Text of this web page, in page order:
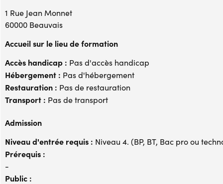
1 Rue Jean Monnet
60000 Beauvais
Accueil sur le lieu de formation
Accès handicap : Pas d'accès handicap
Hébergement : Pas d'hébergement
Restauration : Pas de restauration
Transport : Pas de transport
Admission
Niveau d'entrée requis : Niveau 4. (BP, BT, Bac pro ou
Prérequis :
-
Public :